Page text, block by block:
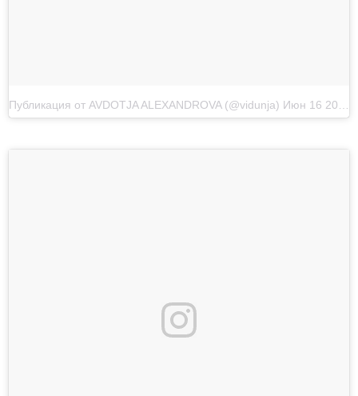
Публикация от AVDOTJA ALEXANDROVA (@vidunja) Июн 16 2017 в 2:54 PDT